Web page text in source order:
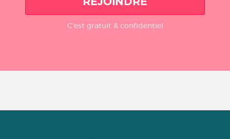
C'est gratuit & confidentiel